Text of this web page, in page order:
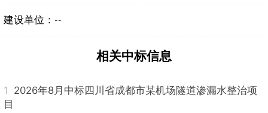
建设单位： --
相关中标信息
1 2026年8月中标四川省成都市某机场隧道渗漏水整治项
目